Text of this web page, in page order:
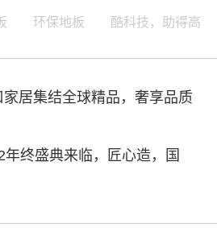
环保地板 酷科技，助得高
家居集结全球精品，奢享品质
年终盛典来临，匠心造，国